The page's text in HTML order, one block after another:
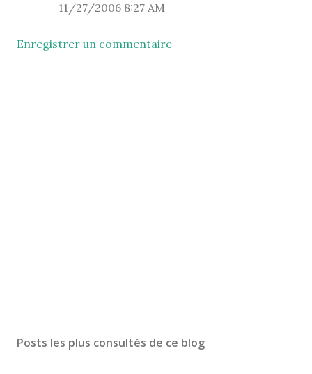
11/27/2006 8:27 AM
Enregistrer un commentaire
Posts les plus consultés de ce blog